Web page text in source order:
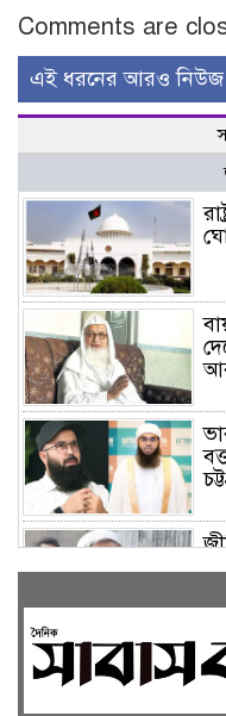
Comments are
এই ধরনের আরও নিউজ